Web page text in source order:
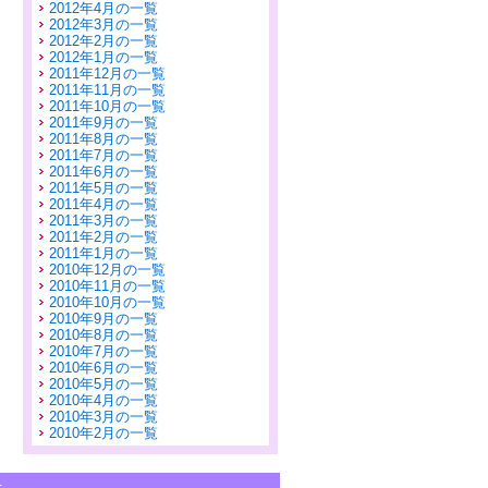
2012年4月の一覧
2012年3月の一覧
2012年2月の一覧
2012年1月の一覧
2011年12月の一覧
2011年11月の一覧
2011年10月の一覧
2011年9月の一覧
2011年8月の一覧
2011年7月の一覧
2011年6月の一覧
2011年5月の一覧
2011年4月の一覧
2011年3月の一覧
2011年2月の一覧
2011年1月の一覧
2010年12月の一覧
2010年11月の一覧
2010年10月の一覧
2010年9月の一覧
2010年8月の一覧
2010年7月の一覧
2010年6月の一覧
2010年5月の一覧
2010年4月の一覧
2010年3月の一覧
2010年2月の一覧